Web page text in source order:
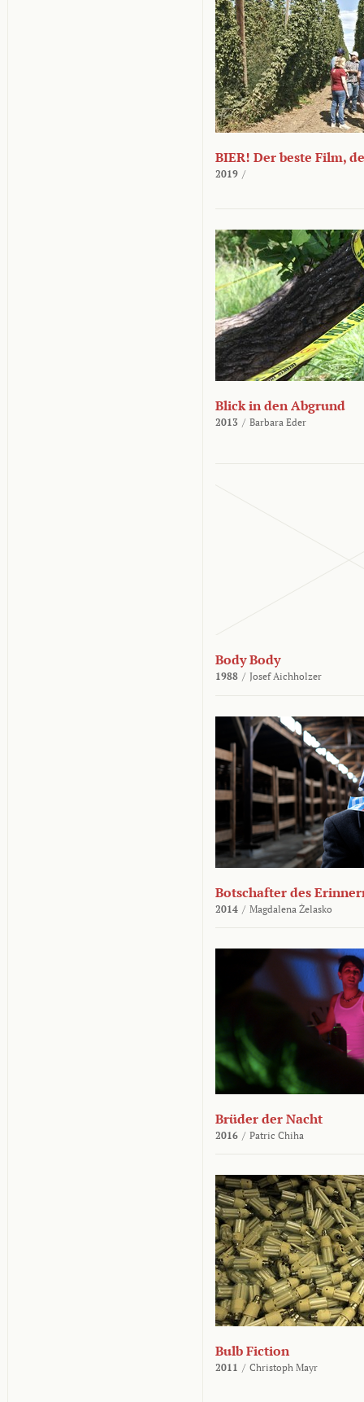
BIER! Der beste Film,
2019 /
Blick in den Abgrund
2013 / Barbara Eder
Body Body
1988 / Josef Aichholzer
Botschafter des
2014 / Magdalena Żelasko
Brüder der Nacht
2016 / Patric Chiha
Bulb Fiction
2011 / Christoph Mayr